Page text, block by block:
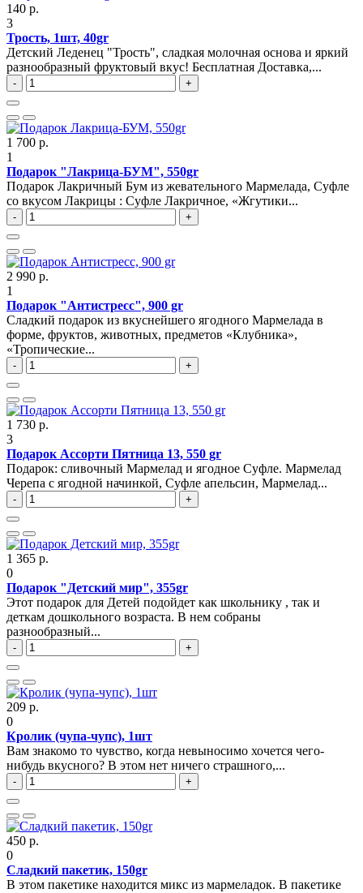
140 р.
3
Трость, 1шт, 40gr
Детский Леденец "Трость", сладкая молочная основа и яркий
разнообразный фруктовый вкус! Бесплатная Доставка,...
- +
1 700 р.
1
Подарок "Лакрица-БУМ", 550gr
Подарок Лакричный Бум из жевательного Мармелада, Суфле
со вкусом Лакрицы : Суфле Лакричное, «Жгутики...
- +
2 990 р.
1
Подарок "Антистресс", 900 gr
Сладкий подарок из вкуснейшего ягодного Мармелада в
форме, фруктов, животных, предметов «Клубника»,
«Тропические...
- +
1 730 р.
3
Подарок Ассорти Пятница 13, 550 gr
Подарок: сливочный Мармелад и ягодное Суфле. Мармелад
Черепа с ягодной начинкой, Суфле апельсин, Мармелад...
- +
1 365 р.
0
Подарок "Детский мир", 355gr
Этот подарок для Детей подойдет как школьнику , так и
деткам дошкольного возраста. В нем собраны
разнообразный...
- +
209 р.
0
Кролик (чупа-чупс), 1шт
Вам знакомо то чувство, когда невыносимо хочется чего-
нибудь вкусного? В этом нет ничего страшного,...
- +
450 р.
0
Сладкий пакетик, 150gr
В этом пакетике находится микс из мармеладок. В пакетике